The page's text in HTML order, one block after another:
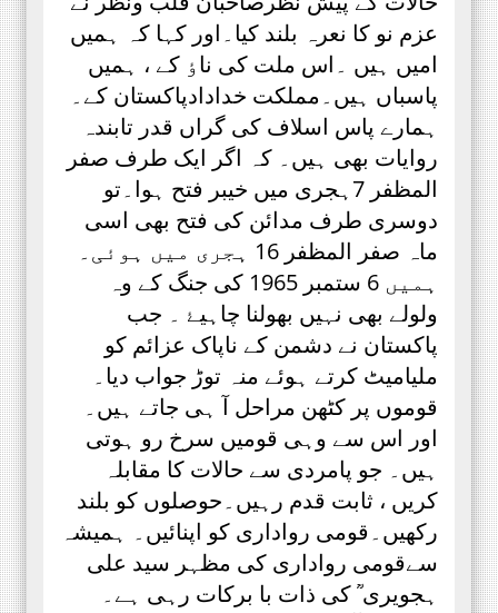
عزم نو کا نعرہ بلند کیا۔اور کہا کہ ہمیں
امیں ہیں ۔اس ملت کی ناٶ کے ، ہمیں
پاسباں ہیں۔مملکت خدادادپاکستان کے۔
ہمارے پاس اسلاف کی گراں قدر تابندہ
روایات بھی ہیں۔ کہ اگر ایک طرف صفر
المظفر 7ہجری میں خیبر فتح ہوا۔تو
دوسری طرف مدائن کی فتح بھی اسی
ماہ صفر المظفر 16 ہجری میں ہوئی۔
ہمیں 6 ستمبر 1965 کی جنگ کے وہ
ولولے بھی نہیں بھولنا چاہیۓ ۔ جب
پاکستان نے دشمن کے ناپاک عزائم کو
ملیامیٹ کرتے ہوئے منہ توڑ جواب دیا۔
قوموں پر کٹھن مراحل آ ہی جاتے ہیں۔
اور اس سے وہی قومیں سرخ رو ہوتی
ہیں۔ جو پامردی سے حالات کا مقابلہ
کریں ، ثابت قدم رہیں۔حوصلوں کو بلند
رکھیں۔قومی رواداری کو اپنائیں۔ ہمیشہ
سےقومی رواداری کی مظہر سید علی
ہجویری ؒ کی ذات با برکات رہی ہے۔